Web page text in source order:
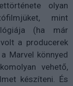
olyan
mint
(ha már
a producerek
Marvel könnyed
vehető,
készíteni. És